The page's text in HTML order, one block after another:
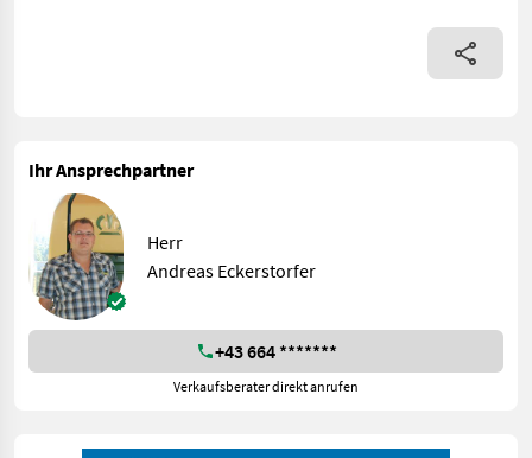
Ihr Ansprechpartner
Herr
Andreas Eckerstorfer
+43 664 *******
Verkaufsberater direkt anrufen